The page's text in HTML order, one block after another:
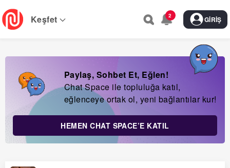
Skip
to
main
Keşfet 2 GIRIŞ
Paylaş, Sohbet Et, Eğlen!
Chat Space ile topluluğa katıl,
eğlenceye ortak ol, yeni bağlantılar kur!
HEMEN CHAT SPACE’E KATIL